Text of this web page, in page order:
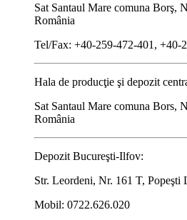
Sat Santaul Mare comuna Borş,
România
Tel/Fax: +40-259-472-401, +40-
Hala de producţie şi depozit
Sat Santaul Mare comuna Bors,
România
Depozit Bucureşti-Ilfov:
Str. Leordeni, Nr. 161 T, Popeşti
Mobil: 0722.626.020